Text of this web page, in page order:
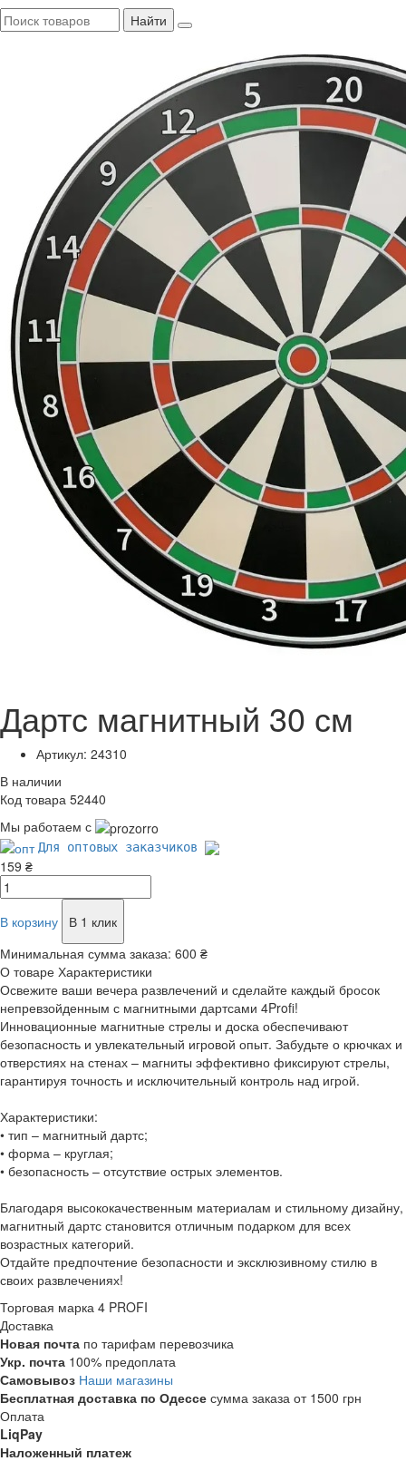
Найти
Дартс магнитный 30 см
Артикул: 24310
В наличии
Код товара 52440
Мы работаем с
Для оптовых заказчиков
159 ₴
В корзину
В 1 клик
Минимальная сумма заказа: 600 ₴
О товаре Характеристики
Освежите ваши вечера развлечений и сделайте каждый бросок
непревзойденным с магнитными дартсами 4Profi!
Инновационные магнитные стрелы и доска обеспечивают
безопасность и увлекательный игровой опыт. Забудьте о крючках и
отверстиях на стенах – магниты эффективно фиксируют стрелы,
гарантируя точность и исключительный контроль над игрой.
Характеристики:
• тип – магнитный дартс;
• форма – круглая;
• безопасность – отсутствие острых элементов.
Благодаря высококачественным материалам и стильному дизайну,
магнитный дартс становится отличным подарком для всех
возрастных категорий.
Отдайте предпочтение безопасности и эксклюзивному стилю в
своих развлечениях!
Торговая марка 4 PROFI
Доставка
Новая почта по тарифам перевозчика
Укр. почта 100% предоплата
Самовывоз Наши магазины
Бесплатная доставка по Одессе сумма заказа от 1500 грн
Оплата
LiqPay
Наложенный платеж